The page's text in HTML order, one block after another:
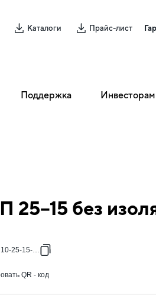
Каталоги Прайс-лист
Поддержка Инвесторам
без
25-15-001
QR - код